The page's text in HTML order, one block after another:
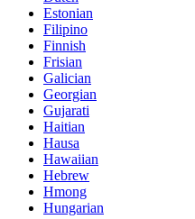
Estonian
Filipino
Finnish
Frisian
Galician
Georgian
Gujarati
Haitian
Hausa
Hawaiian
Hebrew
Hmong
Hungarian